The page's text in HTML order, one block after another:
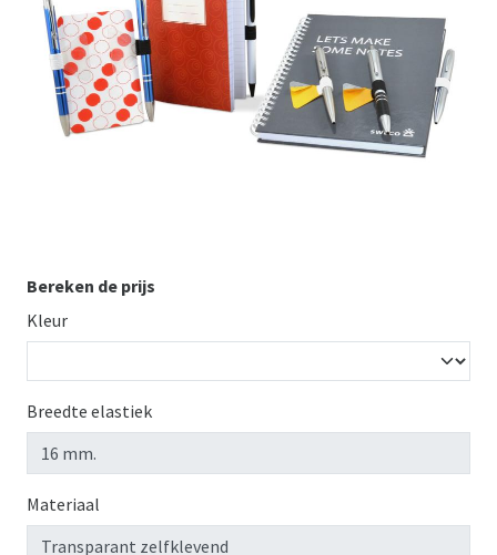
Bereken de prijs
Kleur
Breedte elastiek
Materiaal